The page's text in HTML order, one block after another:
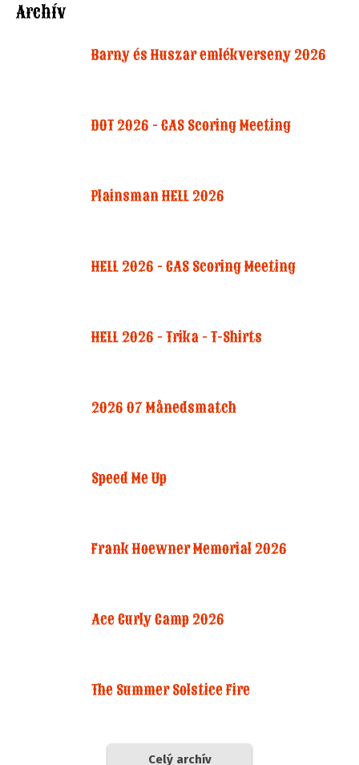
Archív
Barny és Huszar emlékverseny 2026
DOT 2026 - CAS Scoring Meeting
Plainsman HELL 2026
HELL 2026 - CAS Scoring Meeting
HELL 2026 - Trika - T-Shirts
2026 07 Månedsmatch
Speed Me Up
Frank Hoewner Memorial 2026
Ace Curly Camp 2026
The Summer Solstice Fire
Celý archív